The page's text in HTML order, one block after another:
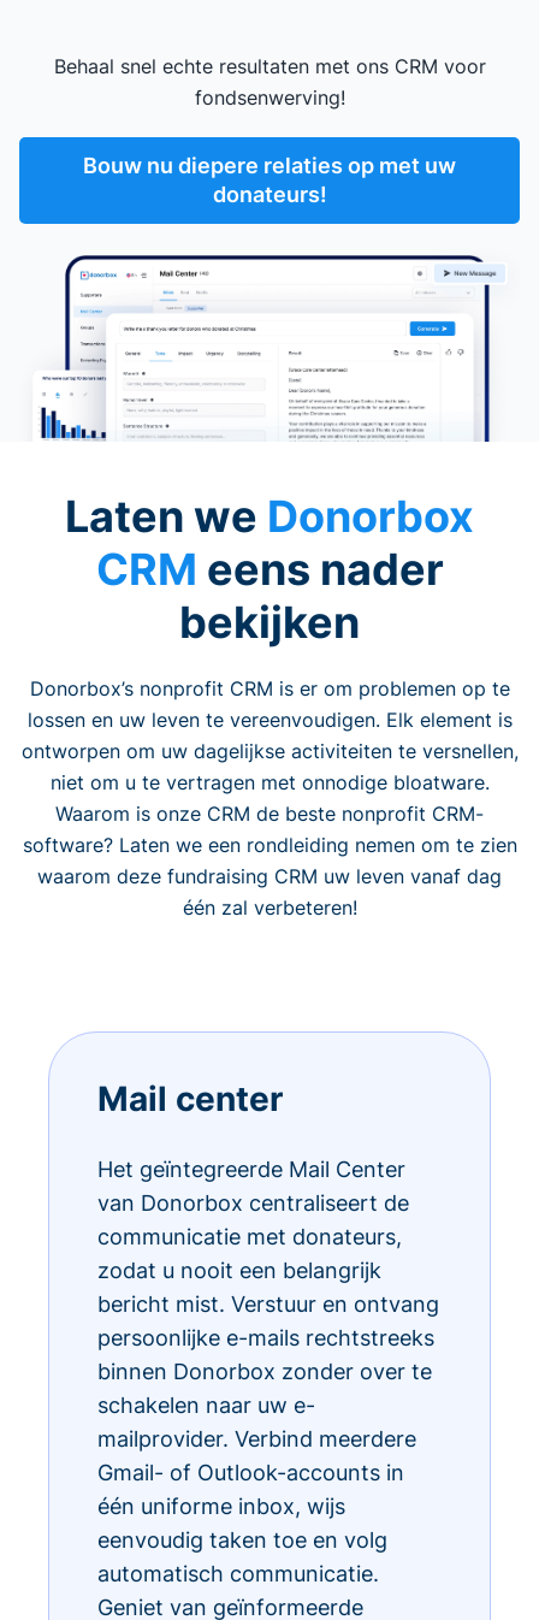
Behaal snel echte resultaten met ons CRM voor
fondsenwerving!
Bouw nu diepere relaties op met uw
donateurs!
Laten we Donorbox
CRM eens nader
bekijken
Donorbox’s nonprofit CRM is er om problemen op te
lossen en uw leven te vereenvoudigen. Elk element is
ontworpen om uw dagelijkse activiteiten te versnellen,
niet om u te vertragen met onnodige bloatware.
Waarom is onze CRM de beste nonprofit CRM-
software? Laten we een rondleiding nemen om te zien
waarom deze fundraising CRM uw leven vanaf dag
één zal verbeteren!
Mail center
Het geïntegreerde Mail Center
van Donorbox centraliseert de
communicatie met donateurs,
zodat u nooit een belangrijk
bericht mist. Verstuur en ontvang
persoonlijke e-mails rechtstreeks
binnen Donorbox zonder over te
schakelen naar uw e-
mailprovider. Verbind meerdere
Gmail- of Outlook-accounts in
één uniforme inbox, wijs
eenvoudig taken toe en volg
automatisch communicatie.
Geniet van geïnformeerde